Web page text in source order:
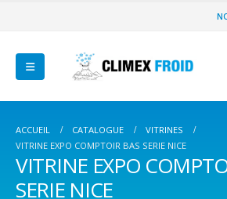
ACCUEIL CATALOGUE
VITRINES
VITRINE EXPO COMPTOIR BAS SERIE NICE
VITRINE EXPO
SERIE NICE